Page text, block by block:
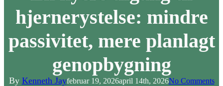
hjernerystelse: mindre
passivitet, mere planlagt
genopbygning
By Kenneth Jayfebruar 19, 2026april 14th, 2026No Comments